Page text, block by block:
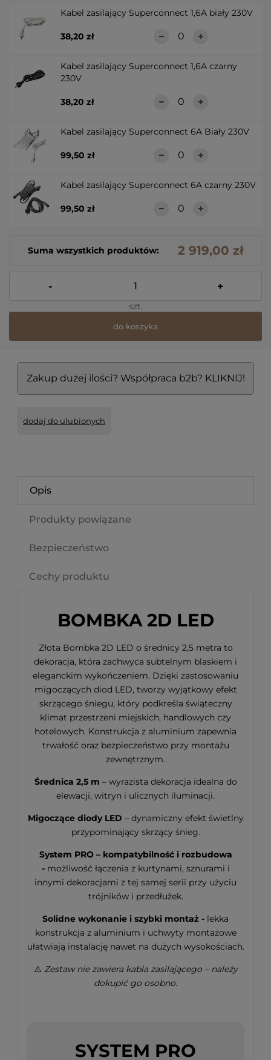
Kabel zasilający Superconnect 1,6A czarny
230V
38,20 zł
Kabel zasilający Superconnect 6A czarny 230V
99,50 zł
Kabel zasilający Superconnect 1,6A biały 230V
38,20 zł
Kabel zasilający Superconnect 6A Biały 230V
99,50 zł
Suma wszystkich produktów: 2 919,00 zł
- +
szt.
do koszyka
Zakup dużej ilości? Współpraca b2b? KLIKNIJ!
dodaj do ulubionych
Opis
Produkty powiązane
Bezpieczeństwo
Cechy produktu
BOMBKA 2D LED
Złota Bombka 2D LED o średnicy 2,5 metra to
dekoracja, która zachwyca subtelnym blaskiem i
eleganckim wykończeniem. Dzięki zastosowaniu
migoczących diod LED, tworzy wyjątkowy efekt
skrzącego śniegu, który podkreśla świąteczny
klimat przestrzeni miejskich, handlowych czy
hotelowych. Konstrukcja z aluminium zapewnia
trwałość oraz bezpieczeństwo przy montażu
zewnętrznym.
Średnica 2,5 m – wyrazista dekoracja idealna do
elewacji, witryn i ulicznych iluminacji.
Migoczące diody LED – dynamiczny efekt świetlny
przypominający skrzący śnieg.
System PRO – kompatybilność i rozbudowa
- możliwość łączenia z kurtynami, sznurami i
innymi dekoracjami z tej samej serii przy użyciu
trójników i przedłużek.
Solidne wykonanie i szybki montaż - lekka
konstrukcja z aluminium i uchwyty montażowe
ułatwiają instalację nawet na dużych wysokościach.
⚠️ Zestaw nie zawiera kabla zasilającego – należy
dokupić go osobno.
SYSTEM PRO